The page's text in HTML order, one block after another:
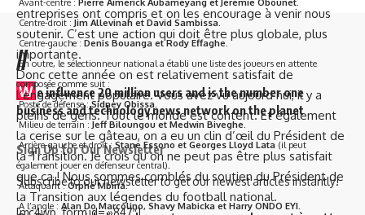
entreprises ont compris et on les encourage à venir nous
soutenir. C’est une action qui doit être plus globale, plus
importante.
Donc cette année on est relativement satisfait de
l’engagement populaire. Vous avez vu aujourd’hui, il y a
pleins de gens. Tout le monde est content. Et également
la cerise sur le gâteau, on a eu un clin d’œil du Président de
la Transition. Je crois qu’on ne peut pas être plus satisfait
que ça ! Nous sommes comblés du soutien du Président de
la Transition aux légendes du football national.
Centre-droit : Jim Allevinah et David Sambissa.
Centre-gauche : Denis Bouanga et Rody Effaghe.
En outre, le sélectionneur national a établi une liste des joueurs en attente
composée comme suit :
Poste de défense :Sidney Obissa.
Milieu de terrain : Jeff Biloungou et Medwin Biveghe.
Arrière-gauche et droit : Stane Essono et Georges Lloyd Lata (il peut
également jouer en défenseur central).
Attaquant :Orphé Mbina.
A l’angle : Alan Do Marcolino, Shavy Mabicka et Harry ONDO EYI
//
W e influence 20 million users and is the number one
business and technology news network on the planet
Sign Up for Our Newsletter
Subscribe to our newsletter to get our newest articles instantly!